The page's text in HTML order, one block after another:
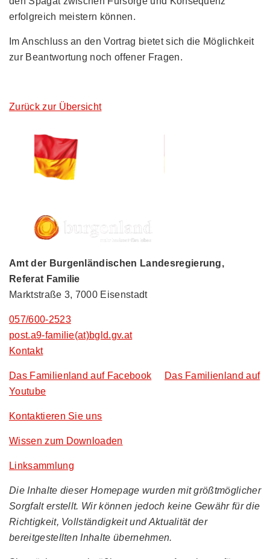
erfolgreich meistern können.
Im Anschluss an den Vortrag bietet sich die Möglichkeit
zur Beantwortung noch offener Fragen.
Zurück zur Übersicht
Amt der Burgenländischen Landesregierung,
Referat Familie
Marktstraße 3, 7000 Eisenstadt
057/600-2523
post.a9-familie(at)bgld.gv.at
Kontakt
Das Familienland auf Facebook
Das Familienland auf
Youtube
Kontaktieren Sie uns
Wissen zum Downloaden
Linksammlung
Die Inhalte dieser Homepage wurden mit größtmöglicher
Sorgfalt erstellt. Wir können jedoch keine Gewähr für die
Richtigkeit, Vollständigkeit und Aktualität der
bereitgestellten Inhalte übernehmen.